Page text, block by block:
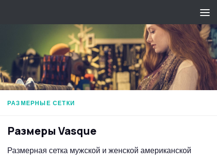
РАЗМЕРНЫЕ СЕТКИ
Размеры Vasque
Размерная сетка мужской и женской американской